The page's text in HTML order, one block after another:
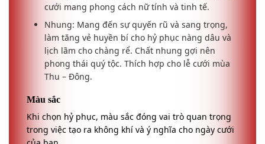
cưới mang phong cách nữ tính và tinh tế.
Nhung: Mang đến sự quyến rũ và sang trọng,
làm tăng vẻ huyền bí cho hỷ phục nàng dâu và
lịch lãm cho chàng rể. Chất nhung gợi nên
phong thái quý tộc. Thích hợp cho lễ cưới mùa
Thu – Đông.
Màu sắc
Khi chọn hỷ phục, màu sắc đóng vai trò quan trọng
trong việc tạo ra không khí và ý nghĩa cho ngày cưới